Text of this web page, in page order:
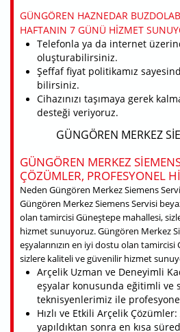
GÜNGÖREN HAZNEDAR
HAFTANIN 7 GÜNÜ HIZMET
Telefonla ya da internet
oluşturabilirsiniz.
Şeffaf fiyat politikamız
bilirsiniz.
Cihazınızı taşımaya gerek
desteği veriyoruz.
GÜNGÖREN MERKEZ
GÜNGÖREN MERKEZ
ÇÖZÜMLER, PROFESYONEL
Neden Güngören Merkez Siemens
Güngören Merkez Siemens Servisi
olan tamircisi Güneştepe mahallesi,
hizmet sunuyoruz. Güngören Merkez
eşyalarınızın en iyi dostu olan
sizlere kaliteli ve güvenilir hizmet
Arçelik Uzman ve Deneyimli
eşyalar konusunda eğitimli ve
teknisyenlerimiz ile
Hızlı ve Etkili Arçelik
yapıldıktan sonra en kısa